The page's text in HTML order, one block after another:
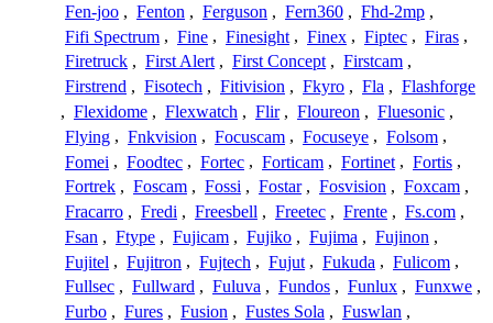
Fen-joo , Fenton , Ferguson , Fern360 , Fhd-2mp ,
Fifi Spectrum , Fine , Finesight , Finex , Fiptec , Firas ,
Firetruck , First Alert , First Concept , Firstcam ,
Firstrend , Fisotech , Fitivision , Fkyro , Fla , Flashforge
, Flexidome , Flexwatch , Flir , Floureon , Fluesonic ,
Flying , Fnkvision , Focuscam , Focuseye , Folsom ,
Fomei , Foodtec , Fortec , Forticam , Fortinet , Fortis ,
Fortrek , Foscam , Fossi , Fostar , Fosvision , Foxcam ,
Fracarro , Fredi , Freesbell , Freetec , Frente , Fs.com ,
Fsan , Ftype , Fujicam , Fujiko , Fujima , Fujinon ,
Fujitel , Fujitron , Fujtech , Fujut , Fukuda , Fulicom ,
Fullsec , Fullward , Fuluva , Fundos , Funlux , Funxwe ,
Furbo , Fures , Fusion , Fustes Sola , Fuswlan ,